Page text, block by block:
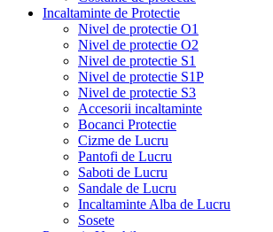
Incaltaminte de Protectie
Nivel de protectie O1
Nivel de protectie O2
Nivel de protectie S1
Nivel de protectie S1P
Nivel de protectie S3
Accesorii incaltaminte
Bocanci Protectie
Cizme de Lucru
Pantofi de Lucru
Saboti de Lucru
Sandale de Lucru
Incaltaminte Alba de Lucru
Sosete